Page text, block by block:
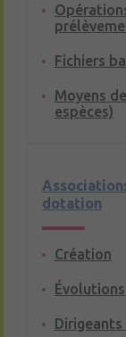
Fichiers
Moyens
espèces)
dotation
Création
Évolutions